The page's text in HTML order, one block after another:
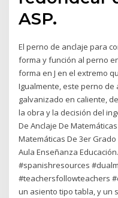
ASP.
El perno de anclaje para
forma y función al perno
forma en J en el extremo
Igualmente, este perno de
galvanizado en caliente,
la obra y la decisión del
De Anclaje De
Matemáticas De 3er
Aula Enseñanza
#spanishresources
#teachersfollowteachers
un asiento tipo tabla, y un